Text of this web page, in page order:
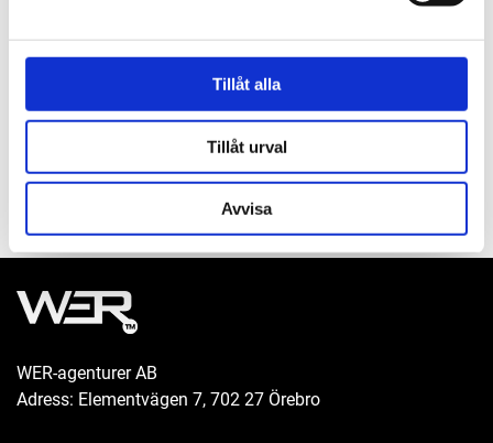
Tillåt alla
Tillåt urval
Avvisa
Om varumärket
Filer
WER-agenturer AB
Adress: Elementvägen 7, 702 27 Örebro